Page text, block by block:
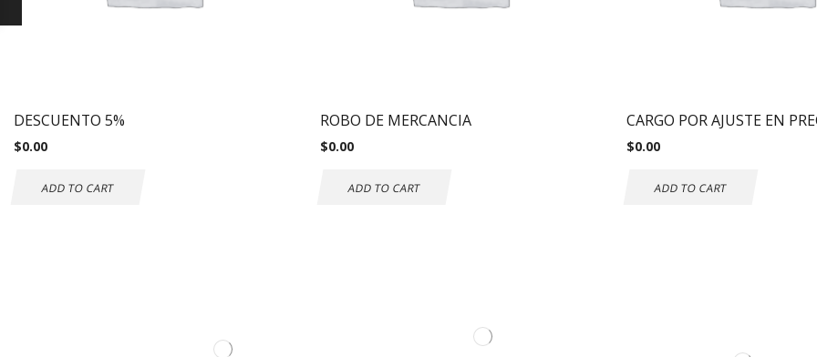
DESCUENTO 5%
$0.00
ADD TO CART
ROBO DE MERCANCIA
$0.00
ADD TO CART
CARGO POR AJUSTE EN
$0.00
ADD TO CART